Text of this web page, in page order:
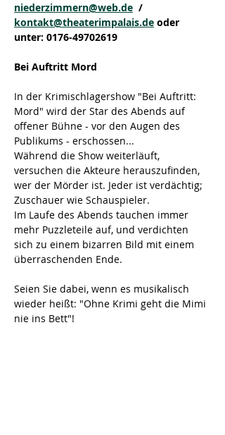
niederzimmern@web.de
  /
kontakt@theaterimpalais.de oder
unter: 0176-49702619
Bei Auftritt Mord
In der Krimischlagershow "Bei Auftritt:
Mord" wird der Star des Abends auf
offener Bühne - vor den Augen des
Publikums - erschossen...
Während die Show weiterläuft,
versuchen die Akteure herauszufinden,
wer der Mörder ist. Jeder ist verdächtig;
Zuschauer wie Schauspieler.
Im Laufe des Abends tauchen immer
mehr Puzzleteile auf, und verdichten
sich zu einem bizarren Bild mit einem
überraschenden Ende.
Seien Sie dabei, wenn es musikalisch
wieder heißt: "Ohne Krimi geht die Mimi
nie ins Bett"!